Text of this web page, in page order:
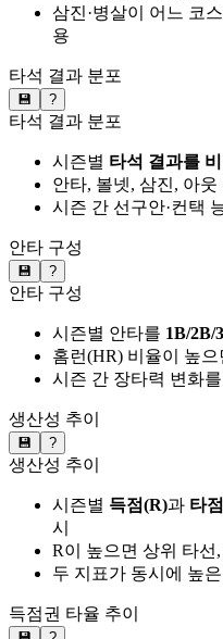
삼진·병살이 어느 코
용
타석 결과 분포
💾 ?
타석 결과 분포
시즌별 타석 결과를
안타, 볼넷, 삼진, 아
시즌 간 선구안·컨택
안타 구성
💾 ?
안타 구성
시즌별 안타를 1B/2B/
홈런(HR) 비율이 높으
시즌 간 장타력 변화
생산성 추이
💾 ?
생산성 추이
시즌별 득점(R)과 타
시
R이 높으면 상위 타
두 지표가 동시에 높
득점권 타율 추이